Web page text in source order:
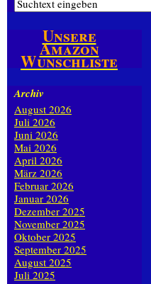
Unsere
Amazon
Wunschliste
Archiv
August 2026
Juli 2026
Juni 2026
Mai 2026
April 2026
März 2026
Februar 2026
Januar 2026
Dezember 2025
November 2025
Oktober 2025
September 2025
August 2025
Juli 2025